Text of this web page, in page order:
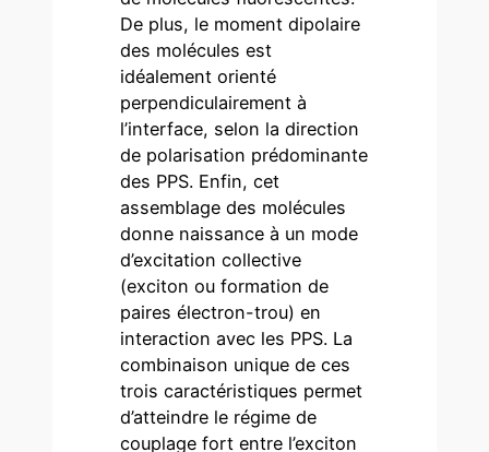
De plus, le moment dipolaire
des molécules est
idéalement orienté
perpendiculairement à
l’interface, selon la direction
de polarisation prédominante
des PPS. Enfin, cet
assemblage des molécules
donne naissance à un mode
d’excitation collective
(exciton ou formation de
paires électron-trou) en
interaction avec les PPS. La
combinaison unique de ces
trois caractéristiques permet
d’atteindre le régime de
couplage fort entre l’exciton